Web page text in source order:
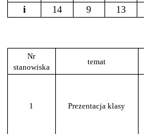
i
14 9 13
Nr
stanowiska
temat
1 Prezentacja klasy